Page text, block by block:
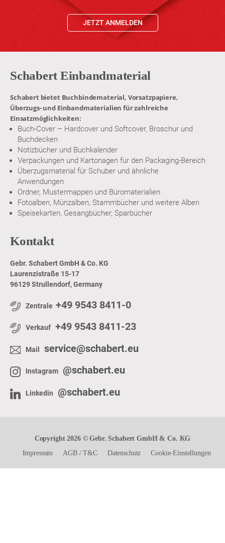
JETZT ANMELDEN
Schabert Einbandmaterial
Schabert bietet Buchbindematerial, Vorsatzpapiere,
Überzugs- und Einbandmaterialien für zahlreiche
Einsatzmöglichkeiten:
Buch-Cover – Hardcover und Softcover, Broschur und
Buchdecken
Notizbücher und Buchkalender
Verpackungen und Kartonagen für den Packaging-Bereich
Überzugsmaterial für Schuber und ähnliche
Anwendungen
Ordner, Mustermappen und Büromaterialien
Fotoalben, Münzalben, Stammbücher und weitere Alben
Speisekarten, Gesangbücher, Sparbücher
Kontakt
Gebr. Schabert GmbH & Co. KG
Laurenzistraße 15-17
96129 Strullendorf, Germany
Zentrale +49 9543 8411-0
Verkauf +49 9543 8411-23
Mail service@schabert.eu
Instagram @schabert.eu
Linkedin @schabert.eu
Copyright 2026 © Gebr. Schabert GmbH & Co. KG
Impressum
AGB/T&C Datenschutz Cookie-Einstellungen